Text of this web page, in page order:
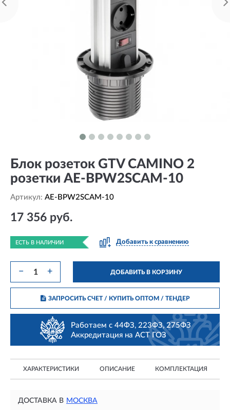
Блок розеток GTV CAMINO 2
розетки AE-BPW2SCAM-10
Артикул: AE-BPW2SCAM-10
17 356 руб.
ЕСТЬ В НАЛИЧИИ Добавить к сравнению
− + ДОБАВИТЬ В КОРЗИНУ
ЗАПРОСИТЬ СЧЕТ / КУПИТЬ ОПТОМ/ ТЕНДЕР
Работаем с 44ФЗ, 223ФЗ, 275ФЗ
Аккредитация на АСТ ГОЗ
ХАРАКТЕРИСТИКИ ОПИСАНИЕ КОМПЛЕКТАЦИЯ
ДОСТАВКА В МОСКВА